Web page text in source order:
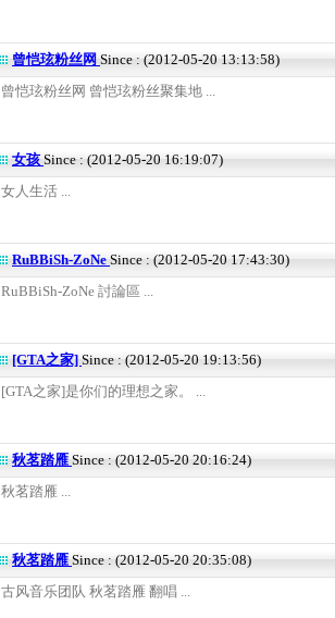
曾恺玹粉丝网 Since : (2012-05-20 13:13:58)
曾恺玹粉丝网 曾恺玹粉丝聚集地 ...
女孩 Since : (2012-05-20 16:19:07)
女人生活 ...
RuBBiSh-ZoNe Since : (2012-05-20 17:43:30)
RuBBiSh-ZoNe 討論區 ...
[GTA之家] Since : (2012-05-20 19:13:56)
[GTA之家]是你们的理想之家。 ...
秋茗踏雁Since : (2012-05-20 20:16:24)
秋茗踏雁 ...
秋茗踏雁Since : (2012-05-20 20:35:08)
古风音乐团队 秋茗踏雁 翻唱 ...